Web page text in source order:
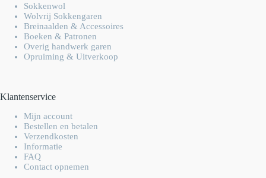
Sokkenwol
Wolvrij Sokkengaren
Breinaalden & Accessoires
Boeken & Patronen
Overig handwerk garen
Opruiming & Uitverkoop
Klantenservice
Mijn account
Bestellen en betalen
Verzendkosten
Informatie
FAQ
Contact opnemen